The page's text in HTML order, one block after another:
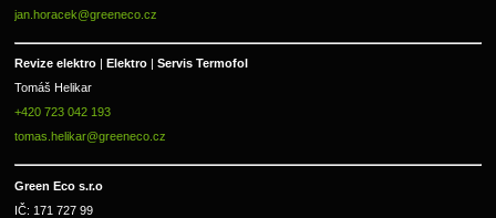
jan.horacek@greeneco.cz
Revize elektro | Elektro | Servis Termofol
Tomáš Helikar
+420 723 042 193
tomas.helikar@greeneco.cz
Green Eco s.r.o
IČ: 171 727 99